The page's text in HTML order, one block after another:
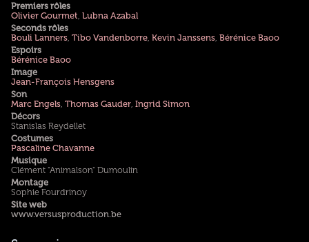
Premiers rôles
Olivier Gourmet, Lubna Azabal
Seconds rôles
Bouli Lanners, Tibo Vandenborre, Kevin Janssens, Bérénice Baoo
Espoirs
Bérénice Baoo
Image
Jean-François Hensgens
Son
Marc Engels, Thomas Gauder, Ingrid Simon
Décors
Stanislas Reydellet
Costumes
Pascaline Chavanne
Musique
Clément "Animalson" Dumoulin
Montage
Sophie Fourdrinoy
Site web
www.versusproduction.be